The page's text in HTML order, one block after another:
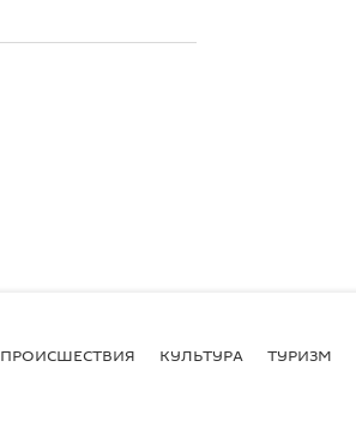
ПРОИСШЕСТВИЯ КУЛЬТУРА ТУРИЗМ